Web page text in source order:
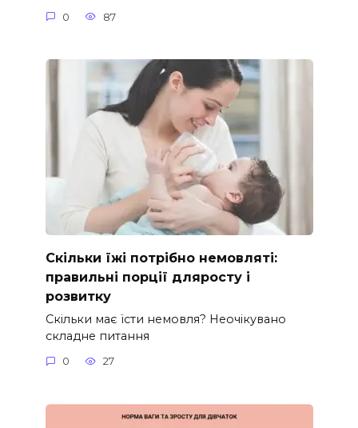
0 87
Скільки їжі потрібно немовляті:
правильні порції дляросту і
розвитку
Скільки має їсти немовля? Неочікувано
складне питання
0 27